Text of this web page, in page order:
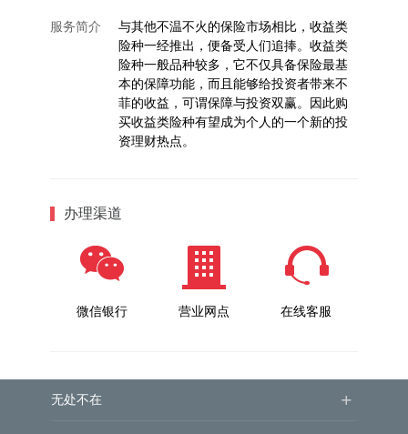
服务简介
与其他不温不火的保险市场相比，收益类
险种一经推出，便备受人们追捧。收益类
险种一般品种较多，它不仅具备保险最基
本的保障功能，而且能够给投资者带来不
菲的收益，可谓保障与投资双赢。因此购
买收益类险种有望成为个人的一个新的投
资理财热点。
办理渠道
微信银行 营业网点 在线客服
无处不在
+